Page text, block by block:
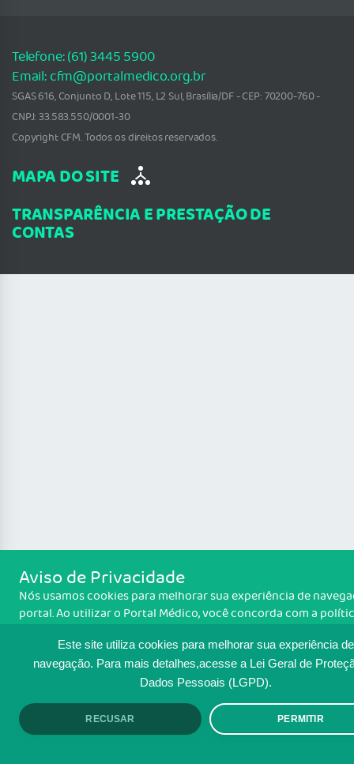
Este site utiliza cookies para melhorar sua experiência de
navegação. Para mais detalhes,acesse a Lei Geral de
Dados Pessoais (LGPD).
RECUSAR PERMITIR
Telefone: (61) 3445 5900
Email: cfm@portalmedico.org.br
SGAS 616, Conjunto D, Lote 115, L2 Sul, Brasília/DF - CEP: 70200-760 -
CNPJ: 33.583.550/0001-30
Copyright CFM. Todos os direitos reservados.
MAPA DO SITE
TRANSPARÊNCIA E PRESTAÇÃO DE
CONTAS
Aviso de Privacidade
Nós usamos cookies para melhorar sua experiência de
portal. Ao utilizar o Portal Médico, você concorda com a
isso é feito, acessePolítica de cookies. Se você concorda,
ACEITO.
ACEITO